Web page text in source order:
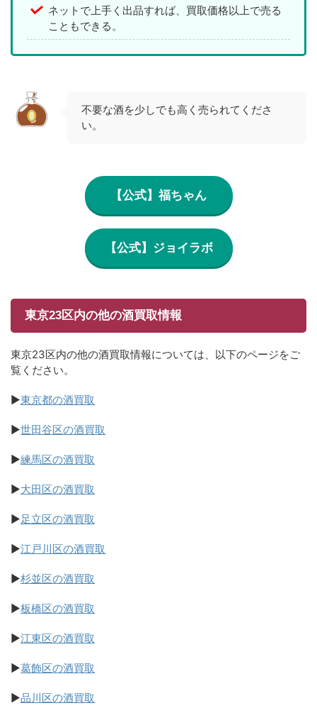
ネットで上手く出品すれば、買取価格以上で売る
こともできる。
不要な酒を少しでも高く売られてくださ
い。
【公式】福ちゃん
【公式】ジョイラボ
東京23区内の他の酒買取情報
東京23区内の他の酒買取情報については、以下のページをご
覧ください。
▶東京都の酒買取
▶世田谷区の酒買取
▶練馬区の酒買取
▶大田区の酒買取
▶足立区の酒買取
▶江戸川区の酒買取
▶杉並区の酒買取
▶板橋区の酒買取
▶江東区の酒買取
▶葛飾区の酒買取
▶品川区の酒買取